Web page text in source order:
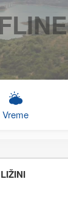
Vreme